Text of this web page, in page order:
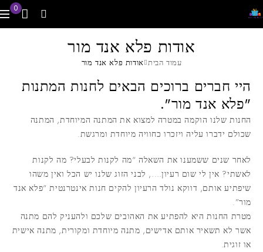
0
אודות פלא אנד מור
עמוד הבית אודות פלא אנד מור
היי חברים ברוכים הבאים לחנות המתנות
"פלא אנד מור".
החנות שלנו הוקמה במטרה למצוא את המתנה המיוחדת, המתנה
שכולם ידברו עליה ויזכרו כחוויה מיוחדת ומרגשת.
לאחר שנים ששמענו את השאלה “מה לקנות לבעלי? מה לקנות
לאשתי? אין לי שום רעיון…., לבני הזוג שלנו יש הכל ואין משהו
שיפתיע אותם, דווקא נולד הרעיון להקים חנות אינטרנטית “פלא אנד
מור”.
מטרת החנות היא להפתיע את האהובים שלכם ולהעניק להם מתנה
אשר לא תשאיר אותם אדישים, מתנה מיוחדת ומקורית, מתנה אישית
או זוגית.